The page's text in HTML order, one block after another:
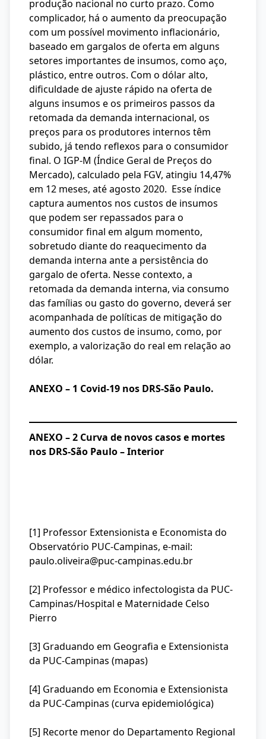
produção nacional no curto prazo. Como
complicador, há o aumento da preocupação
com um possível movimento inflacionário,
baseado em gargalos de oferta em alguns
setores importantes de insumos, como aço,
plástico, entre outros. Com o dólar alto,
dificuldade de ajuste rápido na oferta de
alguns insumos e os primeiros passos da
retomada da demanda internacional, os
preços para os produtores internos têm
subido, já tendo reflexos para o consumidor
final. O IGP-M (Índice Geral de Preços do
Mercado), calculado pela FGV, atingiu 14,47%
em 12 meses, até agosto 2020. Esse índice
captura aumentos nos custos de insumos
que podem ser repassados para o
consumidor final em algum momento,
sobretudo diante do reaquecimento da
demanda interna ante a persistência do
gargalo de oferta. Nesse contexto, a
retomada da demanda interna, via consumo
das famílias ou gasto do governo, deverá ser
acompanhada de políticas de mitigação do
aumento dos custos de insumo, como, por
exemplo, a valorização do real em relação ao
dólar.
ANEXO – 1 Covid-19 nos DRS-São Paulo.
ANEXO – 2 Curva de novos casos e mortes
nos DRS-São Paulo – Interior
[1] Professor Extensionista e Economista do
Observatório PUC-Campinas, e-mail:
paulo.oliveira@puc-campinas.edu.br
[2] Professor e médico infectologista da PUC-
Campinas/Hospital e Maternidade Celso
Pierro
[3] Graduando em Geografia e Extensionista
da PUC-Campinas (mapas)
[4] Graduando em Economia e Extensionista
da PUC-Campinas (curva epidemiológica)
[5] Recorte menor do Departamento Regional